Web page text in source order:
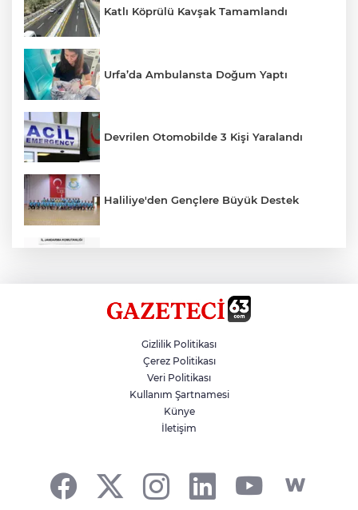
Katlı Köprülü Kavşak Tamamlandı
Urfa’da Ambulansta Doğum Yaptı
Devrilen Otomobilde 3 Kişi Yaralandı
Haliliye'den Gençlere Büyük Destek
Hikmet Başak’tan Ulaşım Çalışması
Atatürk Bulvarında Asfalt Yenileniyor
Gizlilik Politikası
Çerez Politikası
Veri Politikası
Kullanım Şartnamesi
Künye
İletişim